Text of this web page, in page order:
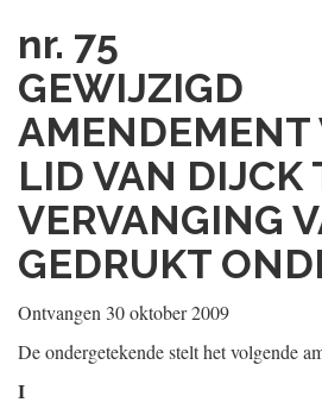
nr. 75
GEWIJZIGD
AMENDEMENT
LID VAN DIJCK
VERVANGING
GEDRUKT
Ontvangen 30 oktober 2009
De ondergetekende stelt het volgende
I